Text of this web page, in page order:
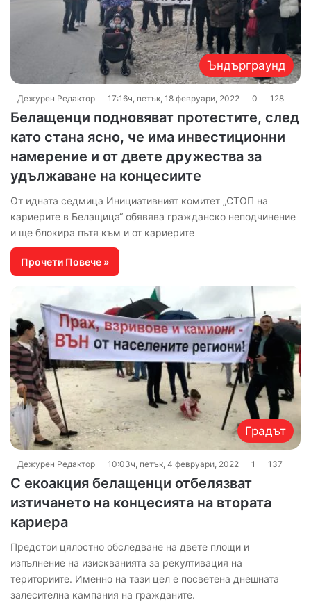
а
:
Ъндърграунд
Дежурен Редактор 17:16ч, петък, 18 февруари, 2022 0 128
Белащенци подновяват протестите, след
като стана ясно, че има инвестиционни
намерение и от двете дружества за
удължаване на концесиите
От идната седмица Инициативният комитет „СТОП на
кариерите в Белащица“ обявява гражданско неподчинение
и ще блокира пътя към и от кариерите
Прочети Повече »
Градът
Дежурен Редактор 10:03ч, петък, 4 февруари, 2022 1 137
С екоакция белащенци отбелязват
изтичането на концесията на втората
кариера
Предстои цялостно обследване на двете площи и
изпълнение на изискванията за рекултивация на
териториите. Именно на тази цел е посветена днешната
залесителна кампания на гражданите.